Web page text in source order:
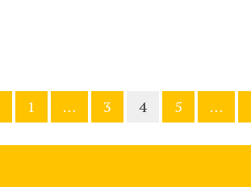
1 … 3 4 5 …